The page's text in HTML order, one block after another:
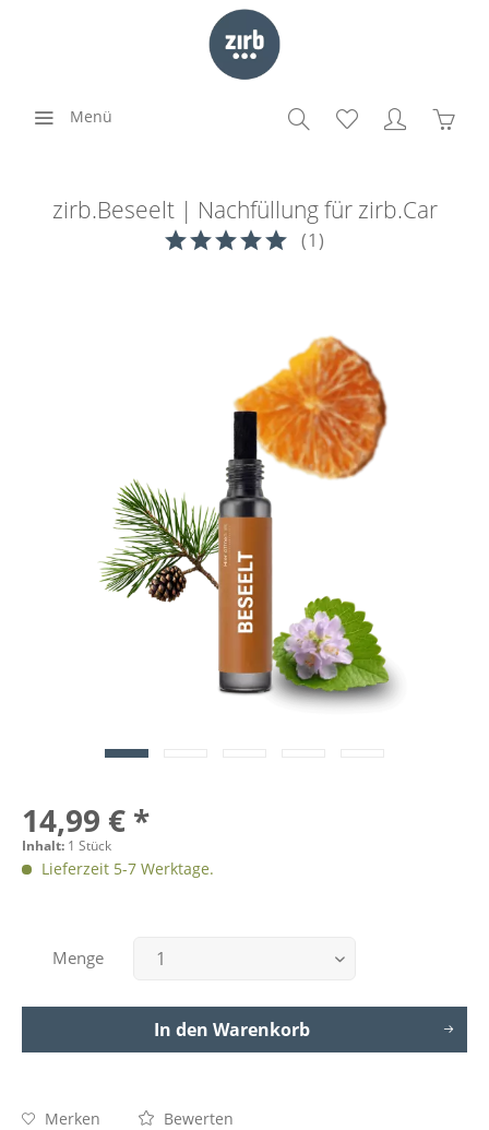
Menü
zirb.Beseelt | Nachfüllung für zirb.Car
(1)
14,99 € *
Inhalt: 1 Stück
Lieferzeit 5-7 Werktage.
Menge
In den Warenkorb
Merken Bewerten